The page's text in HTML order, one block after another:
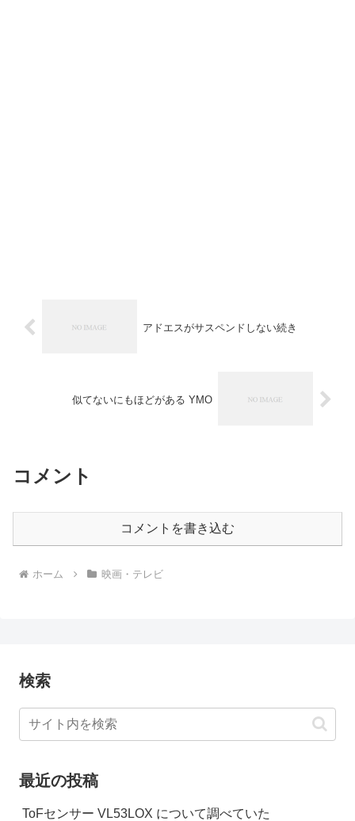
アドエスがサスペンドしない続き
似てないにもほどがある YMO
コメント
コメントを書き込む
ホーム 映画・テレビ
検索
最近の投稿
ToFセンサー VL53LOX について調べていた